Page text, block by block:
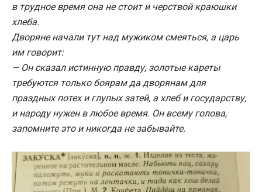
в трудное время она не стоит и черствой краюшки
хлеба.
Дворяне начали тут над мужиком смеяться, а царь
им говорит:
— Он сказал истинную правду, золотые кареты
требуются только боярам да дворянам для
праздных потех и глупых затей, а хлеб и государству,
и народу нужен в любое время. Он всему голова,
запомните это и никогда не забывайте.